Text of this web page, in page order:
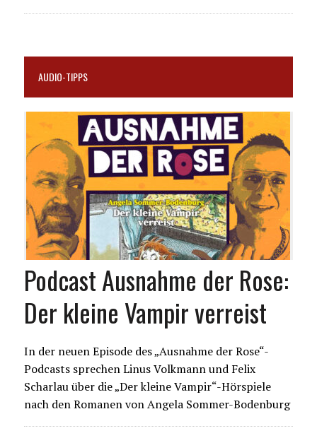
AUDIO-TIPPS
Podcast Ausnahme der Rose:
Der kleine Vampir verreist
In der neuen Episode des „Ausnahme der Rose“-
Podcasts sprechen Linus Volkmann und Felix
Scharlau über die „Der kleine Vampir“-Hörspiele
nach den Romanen von Angela Sommer-Bodenburg